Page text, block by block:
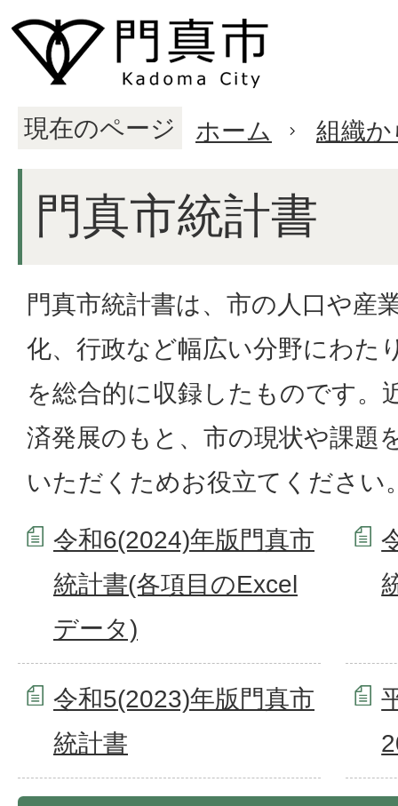
現在のページ ホーム 組織
門真市統計書
門真市統計書は、市の人口や産
化、行政など幅広い分野にわた
を総合的に収録したものです。
済発展のもと、市の現状や課題
いただくためお役立てください
令和6(2024)年版門真市
統計書(各項目のExcel
データ)
令和5(2023)年版門真市
統計書